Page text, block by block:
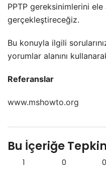
PPTP gereksinimlerini ele
gerçekleştireceğiz.
Bu konuyla ilgili
yorumlar alanını
Referanslar
www.mshowto.org
Bu İçeriğe
1 0 0